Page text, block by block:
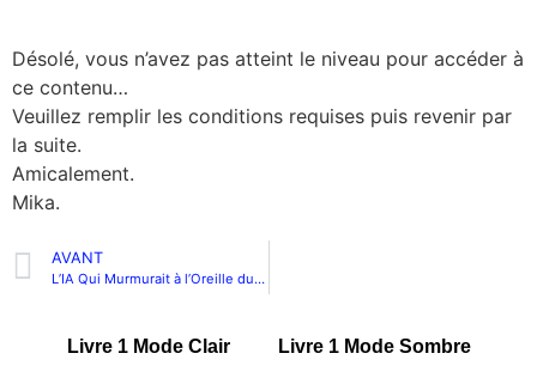
Désolé, vous n’avez pas atteint le niveau pour accéder à
ce contenu…
Veuillez remplir les conditions requises puis revenir par
la suite.
Amicalement.
Mika.
AVANT
L’IA Qui Murmurait à l’Oreille du Temps (Suite)
Livre 1 Mode Clair Livre 1 Mode Sombre